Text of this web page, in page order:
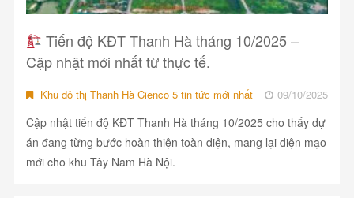
Tiến độ KĐT Thanh Hà tháng 10/2025 –
Cập nhật mới nhất từ thực tế.
Khu đô thị Thanh Hà Cienco 5 tin tức mới nhất 09/10/2025
Cập nhật tiến độ KĐT Thanh Hà tháng 10/2025 cho thấy dự
án đang từng bước hoàn thiện toàn diện, mang lại diện mạo
mới cho khu Tây Nam Hà Nội.